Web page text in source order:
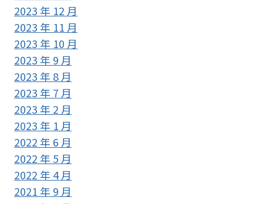
2023 年 12 月
2023 年 11 月
2023 年 10 月
2023 年 9 月
2023 年 8 月
2023 年 7 月
2023 年 2 月
2023 年 1 月
2022 年 6 月
2022 年 5 月
2022 年 4 月
2021 年 9 月